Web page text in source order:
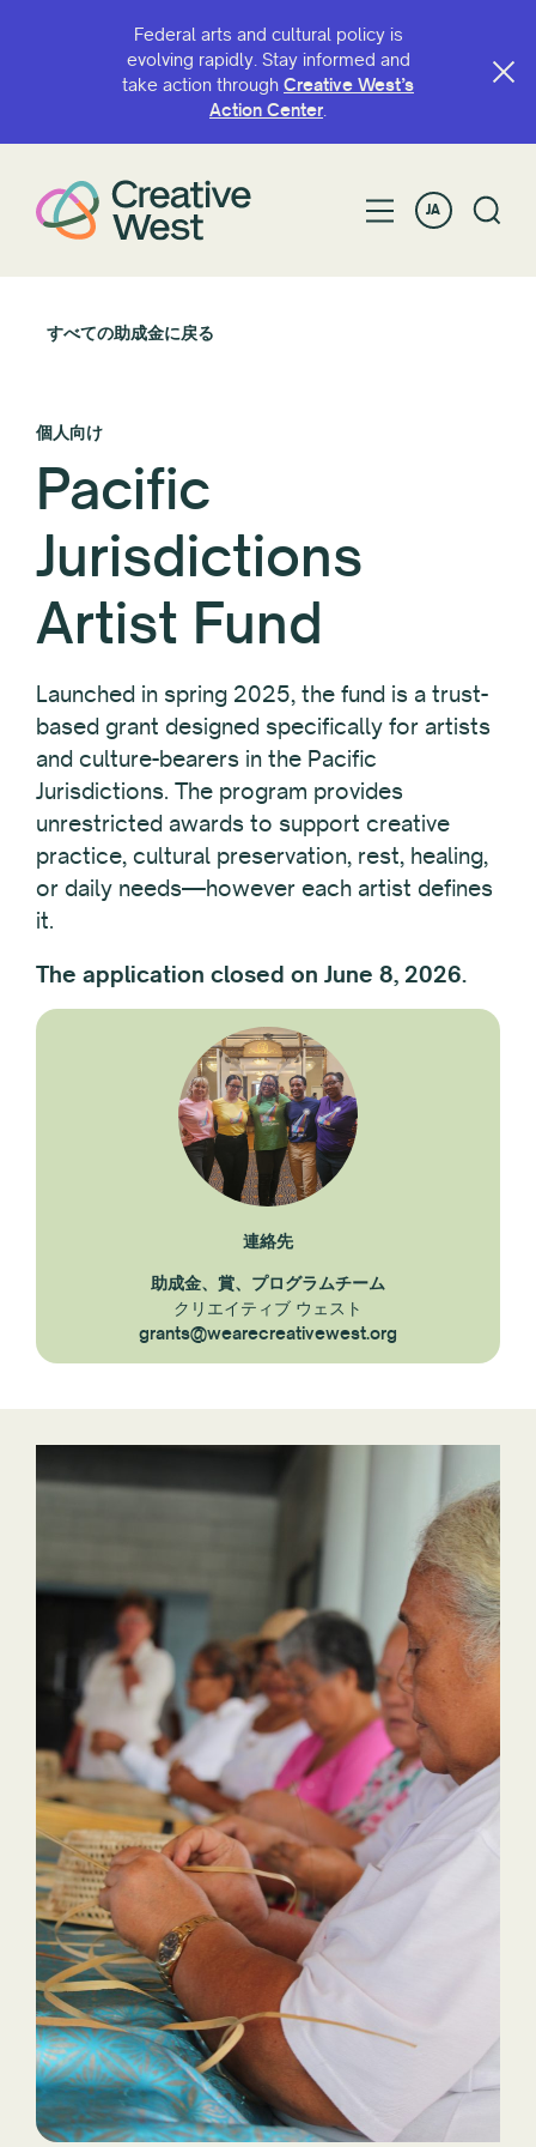
Federal arts and cultural policy is
evolving rapidly. Stay informed and
take action through Creative West’s
Action Center.
JA
すべての助成金に戻る
個人向け
Pacific
Jurisdictions
Artist Fund
Launched in spring 2025, the fund is a trust-
based grant designed specifically for artists
and culture-bearers in the Pacific
Jurisdictions. The program provides
unrestricted awards to support creative
practice, cultural preservation, rest, healing,
or daily needs—however each artist defines
it.
The application closed on June 8, 2026.
連絡先
助成金、賞、プログラムチーム
クリエイティブ ウェスト
grants@wearecreativewest.org